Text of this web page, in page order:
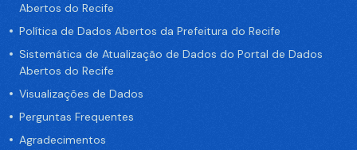
Abertos do Recife
Política de Dados Abertos da Prefeitura do Recife
Sistemática de Atualização de Dados do Portal de Dados
Abertos do Recife
Visualizações de Dados
Perguntas Frequentes
Agradecimentos